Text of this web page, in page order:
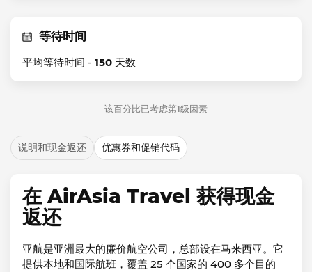
等待时间
平均等待时间 - 150 天数
该百分比已考虑第1级因素
说明和现金返还 优惠券和促销代码
在 AirAsia Travel 获得现金
返还
亚航是亚洲最大的廉价航空公司，总部设在马来西亚。它
提供本地和国际航班，覆盖 25 个国家的 400 多个目的